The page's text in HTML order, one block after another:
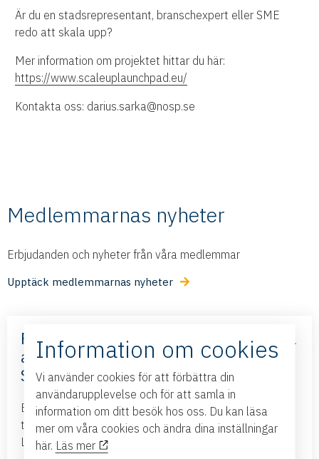
Är du en stadsrepresentant, branschexpert eller SME
redo att skala upp?
Mer information om projektet hittar du här:
https://www.scaleuplaunchpad.eu/
Kontakta oss: darius.sarka@nosp.se
Medlemmarnas nyheter
Erbjudanden och nyheter från våra medlemmar
Upptäck medlemmarnas nyheter
Frihandelsavtalet med Mercosur – nya
affärsmöjligheter – med Business
Sweden
Business Swedens kontor i Brasilien och Argentina
tillsammans med ambassadören i Brasilien kommer till
Linköping och presenterar det nya frihandelsavtalet...
Information om cookies
Vi använder cookies för att förbättra din
användarupplevelse och för att samla in
information om ditt besök hos oss. Du kan läsa
mer om våra cookies och ändra dina inställningar
här. Läs mer